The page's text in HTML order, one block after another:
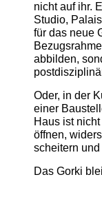
nicht auf ihr.
Studio,
für das neue
abbilden,
Oder, in der
einer
Haus ist
öffnen,
scheitern
Das Gorki